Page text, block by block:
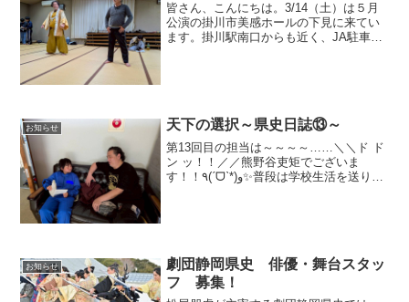
皆さん、こんにちは。3/14（土）は５月
公演の掛川市美感ホールの下見に来てい
ます。掛川駅南口からも近く、JA駐車場
お知らせ 天下の選択～県史日誌⑬～
第13回目の担当は～～～～……＼＼ド ド
ン ッ！！／／熊野谷吏矩でございま
す！！٩(ˊᗜˋ*)و✨普段は学校生活を送りな
お知らせ
劇団静岡県史 俳優・舞台スタッ
フ 募集！